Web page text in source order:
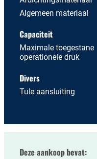
Algemeen materiaal
Capaciteit
Maximale toegestane
operationele druk
Divers
Tule aansluiting
Deze aankoop bevat: